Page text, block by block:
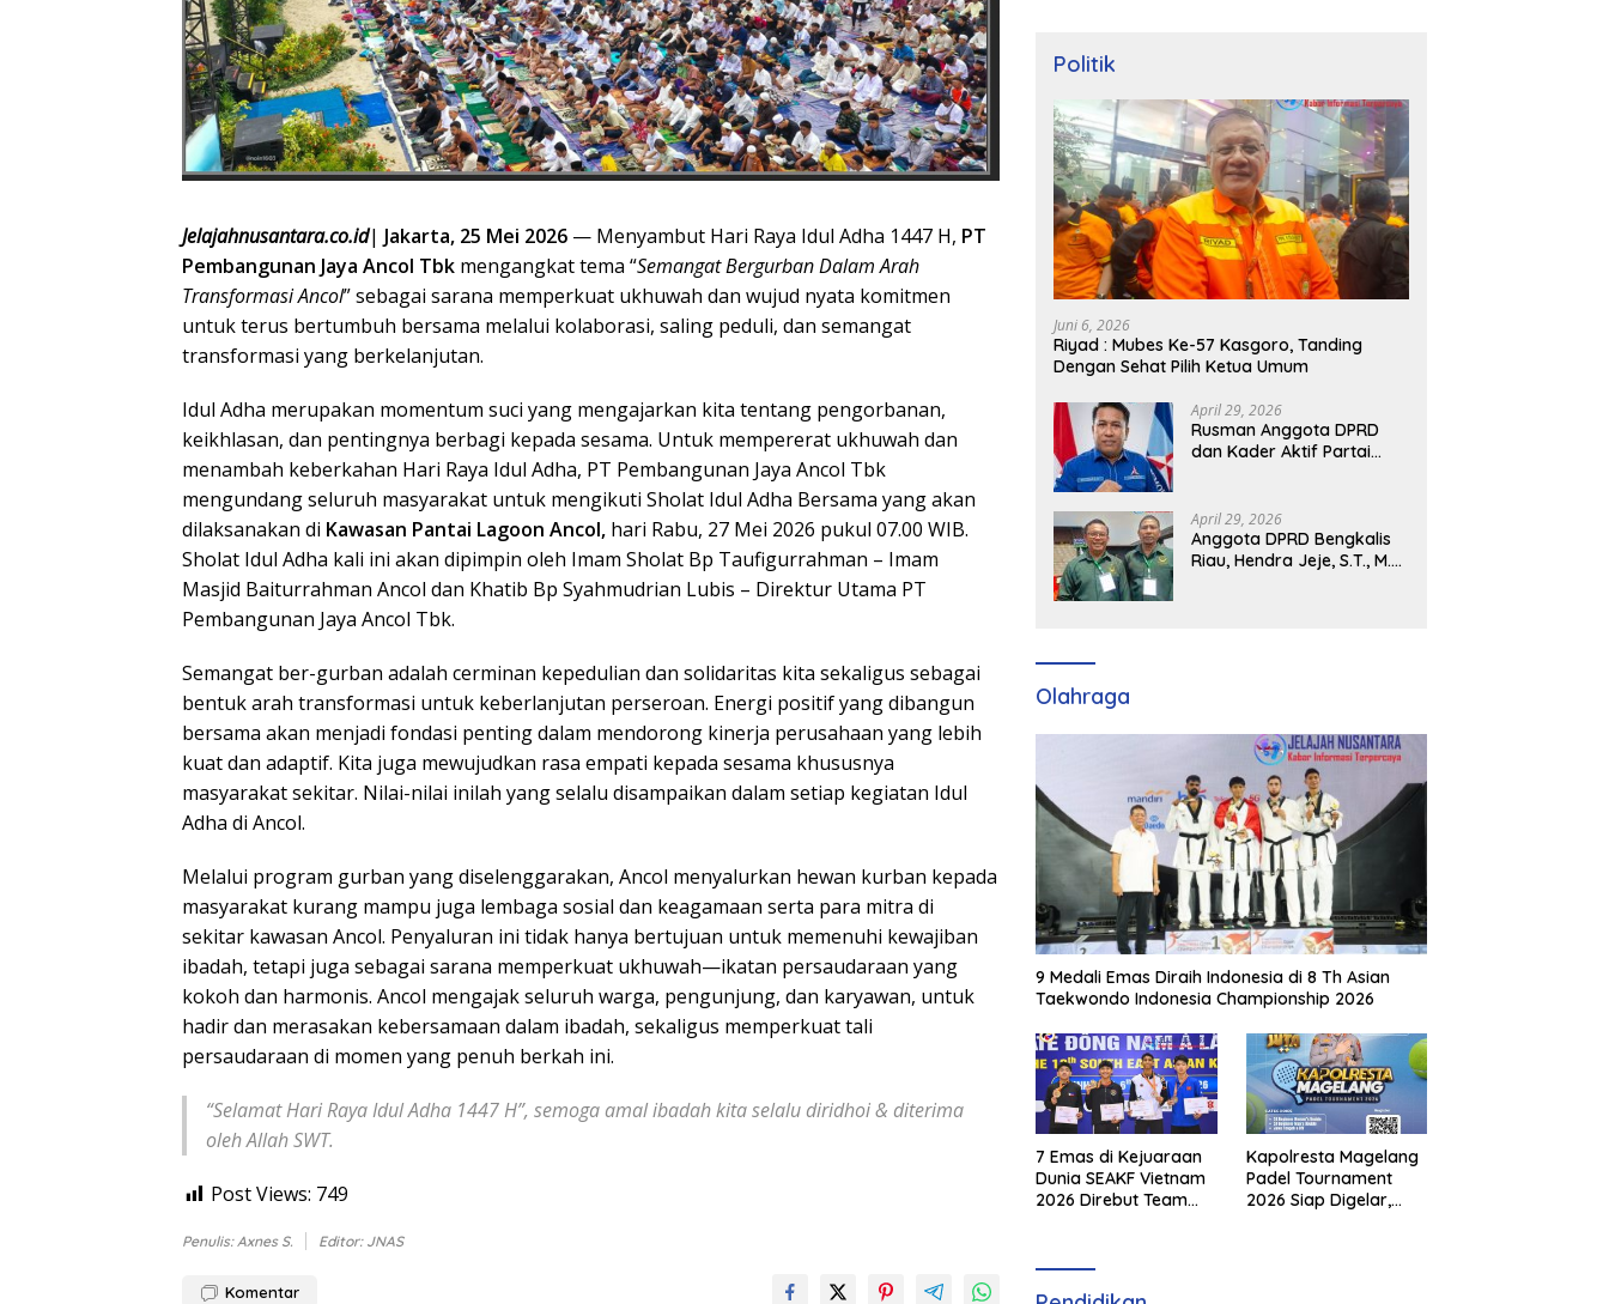
Jelajahnusantara.co.id| Jakarta, 25 Mei 2026 — Menyambut Hari Raya Idul Adha 1447 H, PT
Pembangunan Jaya Ancol Tbk mengangkat tema “Semangat Bergurban Dalam Arah
Transformasi Ancol” sebagai sarana memperkuat ukhuwah dan wujud nyata komitmen
untuk terus bertumbuh bersama melalui kolaborasi, saling peduli, dan semangat
transformasi yang berkelanjutan.
Idul Adha merupakan momentum suci yang mengajarkan kita tentang pengorbanan,
keikhlasan, dan pentingnya berbagi kepada sesama. Untuk mempererat ukhuwah dan
menambah keberkahan Hari Raya Idul Adha, PT Pembangunan Jaya Ancol Tbk
mengundang seluruh masyarakat untuk mengikuti Sholat Idul Adha Bersama yang akan
dilaksanakan di Kawasan Pantai Lagoon Ancol, hari Rabu, 27 Mei 2026 pukul 07.00 WIB.
Sholat Idul Adha kali ini akan dipimpin oleh Imam Sholat Bp Taufigurrahman – Imam
Masjid Baiturrahman Ancol dan Khatib Bp Syahmudrian Lubis – Direktur Utama PT
Pembangunan Jaya Ancol Tbk.
Semangat ber-gurban adalah cerminan kepedulian dan solidaritas kita sekaligus sebagai
bentuk arah transformasi untuk keberlanjutan perseroan. Energi positif yang dibangun
bersama akan menjadi fondasi penting dalam mendorong kinerja perusahaan yang lebih
kuat dan adaptif. Kita juga mewujudkan rasa empati kepada sesama khususnya
masyarakat sekitar. Nilai-nilai inilah yang selalu disampaikan dalam setiap kegiatan Idul
Adha di Ancol.
Melalui program gurban yang diselenggarakan, Ancol menyalurkan hewan kurban kepada
masyarakat kurang mampu juga lembaga sosial dan keagamaan serta para mitra di
sekitar kawasan Ancol. Penyaluran ini tidak hanya bertujuan untuk memenuhi kewajiban
ibadah, tetapi juga sebagai sarana memperkuat ukhuwah—ikatan persaudaraan yang
kokoh dan harmonis. Ancol mengajak seluruh warga, pengunjung, dan karyawan, untuk
hadir dan merasakan kebersamaan dalam ibadah, sekaligus memperkuat tali
persaudaraan di momen yang penuh berkah ini.
“Selamat Hari Raya Idul Adha 1447 H”, semoga amal ibadah kita selalu diridhoi & diterima
oleh Allah SWT.
Post Views: 749
Penulis: Axnes S. Editor: JNAS
Komentar
Politik
Juni 6, 2026
Riyad : Mubes Ke-57 Kasgoro, Tanding
Dengan Sehat Pilih Ketua Umum
April 29, 2026
Rusman Anggota DPRD
dan Kader Aktif Partai
Cik Ujang Pimpin DPD
Partai Demokrat SumSel
April 29, 2026
Anggota DPRD Bengkalis
Riau, Hendra Jeje, S.T., M.M
Olahraga
9 Medali Emas Diraih Indonesia di 8 Th Asian
Taekwondo Indonesia Championship 2026
7 Emas di Kejuaraan
Dunia SEAKF Vietnam
2026 Direbut Team
Kapolresta Magelang
Padel Tournament
2026 Siap Digelar,